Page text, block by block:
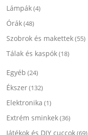
Lámpák(4)
Órák(48)
Szobrok és makettek(55)
Tálak és kaspók(18)
Egyéb (24)
Ékszer(132)
Elektronika (1)
Extrém sminkek(36)
Játékok és DIY cuccok(69)